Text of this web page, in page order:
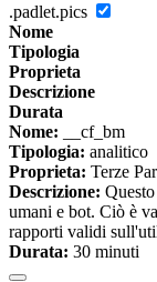
.padlet.pics
Nome
Tipologia
Proprieta
Descrizione
Durata
Nome: __cf_bm
Tipologia: analitico
Proprieta: Terze
Descrizione:
umani e bot. Ciò è
rapporti validi
Durata: 30 minuti